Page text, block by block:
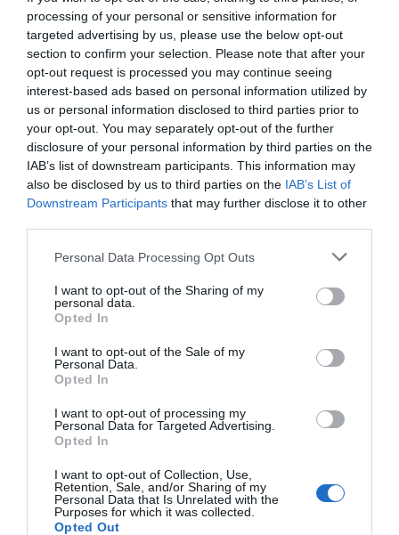
processing of your personal or sensitive information for
targeted advertising by us, please use the below opt-out
section to confirm your selection. Please note that after your
opt-out request is processed you may continue seeing
interest-based ads based on personal information utilized by
us or personal information disclosed to third parties prior to
your opt-out. You may separately opt-out of the further
disclosure of your personal information by third parties on the
IAB’s list of downstream participants. This information may
also be disclosed by us to third parties on the IAB’s List of
Downstream Participants that may further disclose it to other
Personal Data Processing Opt Outs
I want to opt-out of the Sharing of my
personal data.
Opted In
I want to opt-out of the Sale of my
Personal Data.
Opted In
I want to opt-out of processing my
Personal Data for Targeted Advertising.
Opted In
I want to opt-out of Collection, Use,
Retention, Sale, and/or Sharing of my
Personal Data that Is Unrelated with the
Purposes for which it was collected.
Opted Out
MEGAFORM – Ελαστικοί Ιμάντες
Συνεργασίας (Σετ 2 Τεμάχια)
Κωδικός:
72,01 €